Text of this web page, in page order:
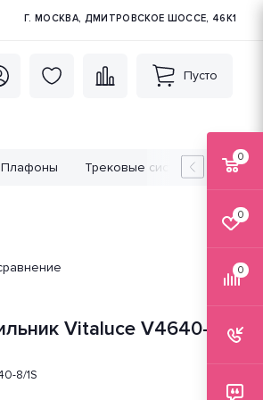
Г. МОСКВА, ДМИТРОВСКОЕ ШОССЕ, 46К1
Пусто
Плафоны Трековые системы
Vitaluce V4640-
8/1S
0
0
0